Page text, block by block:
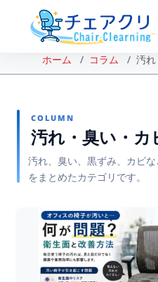
ホーム コラム 汚
COLUMN
汚れ・臭い・カ
汚れ、臭い、黒ずみ、カビ
をまとめたカテゴリです。